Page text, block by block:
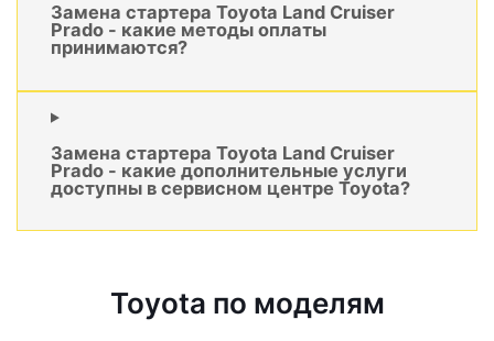
Замена стартера Toyota Land Cruiser
Prado - какие методы оплаты
принимаются?
Замена стартера Toyota Land Cruiser
Prado - какие дополнительные услуги
доступны в сервисном центре Toyota?
Toyota по моделям